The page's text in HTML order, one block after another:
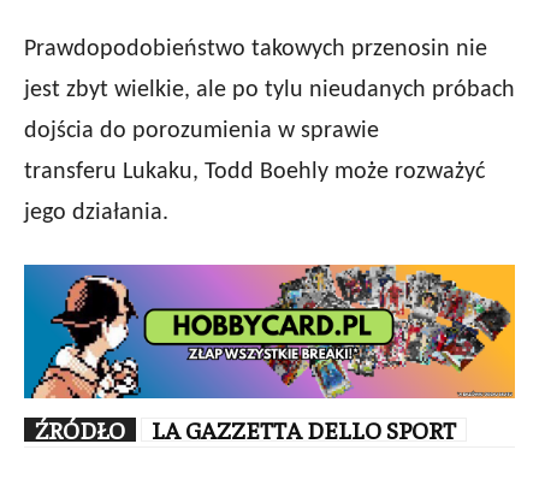
Prawdopodobieństwo takowych przenosin nie
jest zbyt wielkie, ale po tylu nieudanych próbach
dojścia do porozumienia w sprawie
transferu Lukaku, Todd Boehly może rozważyć
jego działania.
ŹRÓDŁO LA GAZZETTA DELLO SPORT